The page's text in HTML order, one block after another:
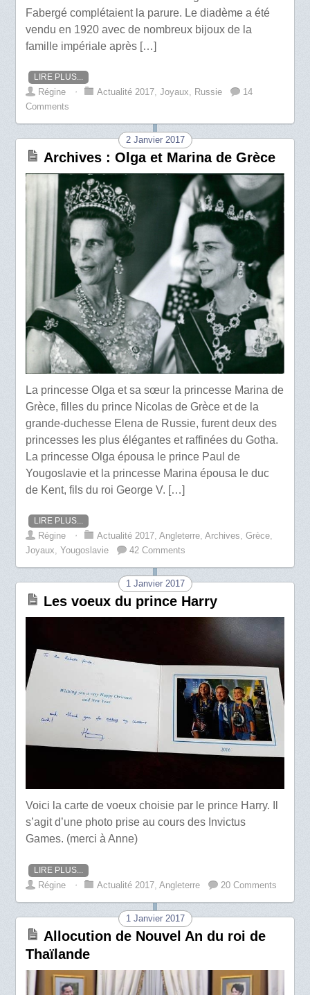
Fabergé complétaient la parure. Le diadème a été
vendu en 1920 avec de nombreux bijoux de la
famille impériale après […]
LIRE PLUS...
Régine ⋅ Actualité 2017,Joyaux, Russie
14
Comments
2 Janvier 2017
Archives : Olga et Marina de Grèce
La princesse Olga et sa sœur la princesse Marina de
Grèce, filles du prince Nicolas de Grèce et de la
grande-duchesse Elena de Russie, furent deux des
princesses les plus élégantes et raffinées du Gotha.
La princesse Olga épousa le prince Paul de
Yougoslavie et la princesse Marina épousa le duc
de Kent, fils du roi George V. […]
LIRE PLUS...
Régine ⋅ Actualité 2017 ,Angleterre ,Archives ,Grèce
Joyaux ,Yougoslavie 42 Comments
1 Janvier 2017
Les voeux du prince Harry
Voici la carte de voeux choisie par le prince Harry. Il
s’agit d’une photo prise au cours des Invictus
Games. (merci à Anne)
LIRE PLUS...
Régine ⋅ Actualité 2017 ,Angleterre 20 Comments
1 Janvier 2017
Allocution de Nouvel An du roi de
Thaïlande